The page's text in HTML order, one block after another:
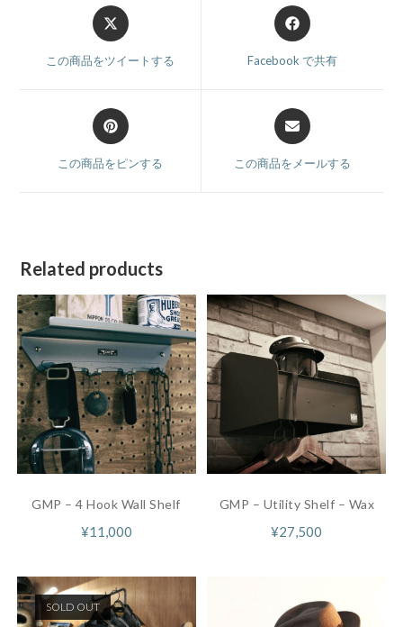
この商品をツイートする Facebook で共有
この商品をピンする この商品をメールする
Related products
GMP – 4 Hook Wall Shelf
¥11,000
GMP – Utility Shelf – Wax
¥27,500
SOLD OUT